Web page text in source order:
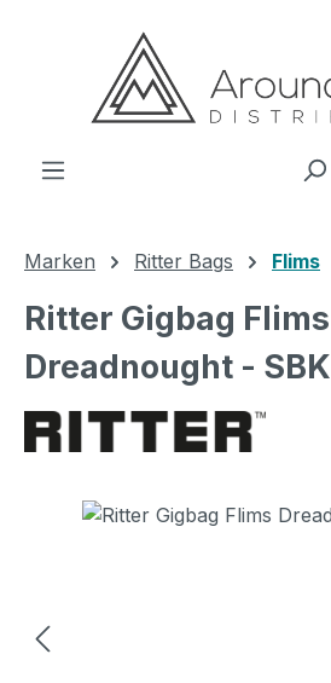
Zum Hauptinhalt springen
Marken Ritter Bags Flims
Ritter Gigbag Flims
Dreadnought - SBK
Bildergalerie überspringen